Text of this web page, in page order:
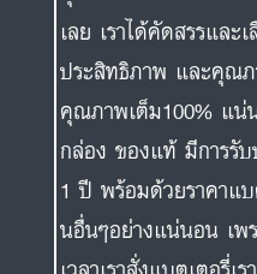
เลย เราได้คัดสรรและ
ประสิทธิภาพ และคุณ
คุณภาพเต็ม100% แน่
กล่อง ของแท้ มีการรับ
1 ปี พร้อมด้วยราคาแ
นอื่นๆอย่างแน่นอน เพ